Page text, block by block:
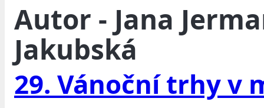
Autor - Jana
Jakubská
29. Vánoční trhy v